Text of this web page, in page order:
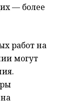
— более
работ на
могут